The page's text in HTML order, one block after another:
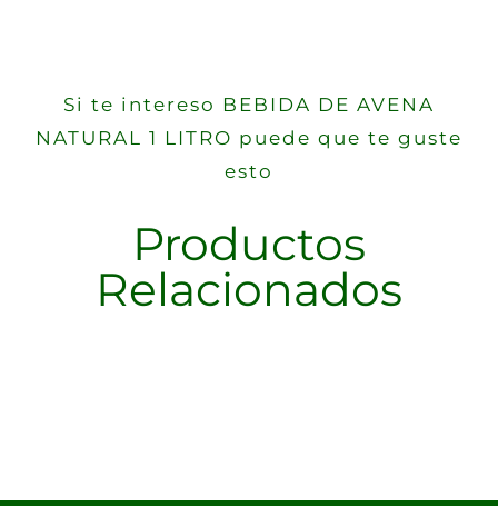
Si te intereso BEBIDA DE AVENA
NATURAL 1 LITRO puede que te guste
esto
Productos
Relacionados